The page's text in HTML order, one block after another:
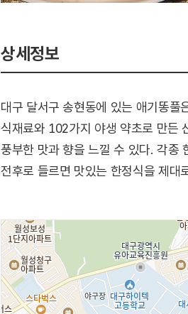
상세정보
대구 달서구 송현동에 있는 애기똥풀
식재료와 102가지 야생 약초로 만든
풍부한 맛과 향을 느낄 수 있다. 각종
전후로 들르면 맛있는 한정식을 제대